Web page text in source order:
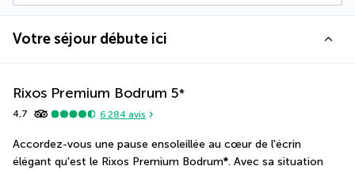
Votre séjour débute ici
Rixos Premium Bodrum 5*
4,7 6 284 avis
Accordez-vous une pause ensoleillée au cœur de l'écrin
élégant qu'est le Rixos Premium Bodrum*. Avec sa situation